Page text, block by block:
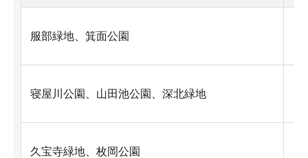
服部緑地、箕面公園
寝屋川公園、山田池公園、深北緑地
久宝寺緑地、枚岡公園